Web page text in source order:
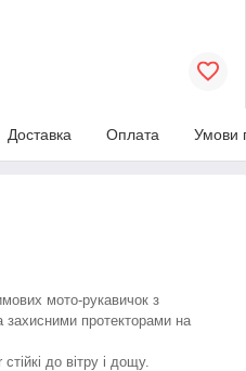
Доставка Оплата Умови
мото-рукавичок з
протекторами на
до вітру і дощу.